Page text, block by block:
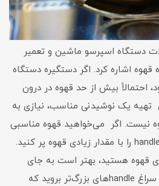
دستگاه اسپرسو ماشین و تعمیر
قهوه اشاره کرد. اگر دستگیره دستگاه
احتمالاً‌ بیش از حد قهوه در درون
تهیه یک نوشیدنی مناسب، نیازی به
نیست. اگر می‌خواهید قهوه مناسبی
داشته باشید، نباید بخش handle را با مقدار زیادی قهوه پر کنید.
قهوه هستید، بهتر است به جای
استفاده از حالت عادی، به سراغ handle‌های بزرگ‌تر بروید که